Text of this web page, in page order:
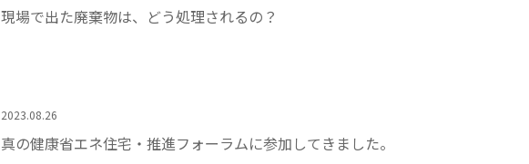
現場で出た廃棄物は、どう処理されるの？
2023.08.26
真の健康省エネ住宅・推進フォーラムに参加してきました。